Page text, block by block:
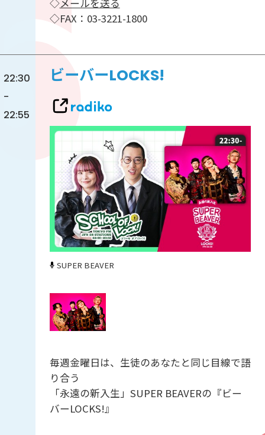
◇FAX：03-3221-1800
22:30
-
22:55
ビーバーLOCKS!
SUPER BEAVER
毎週金曜日は、生徒のあなたと同じ目線で語
り合う
「永遠の新入生」SUPER BEAVERの『ビー
バーLOCKS!』